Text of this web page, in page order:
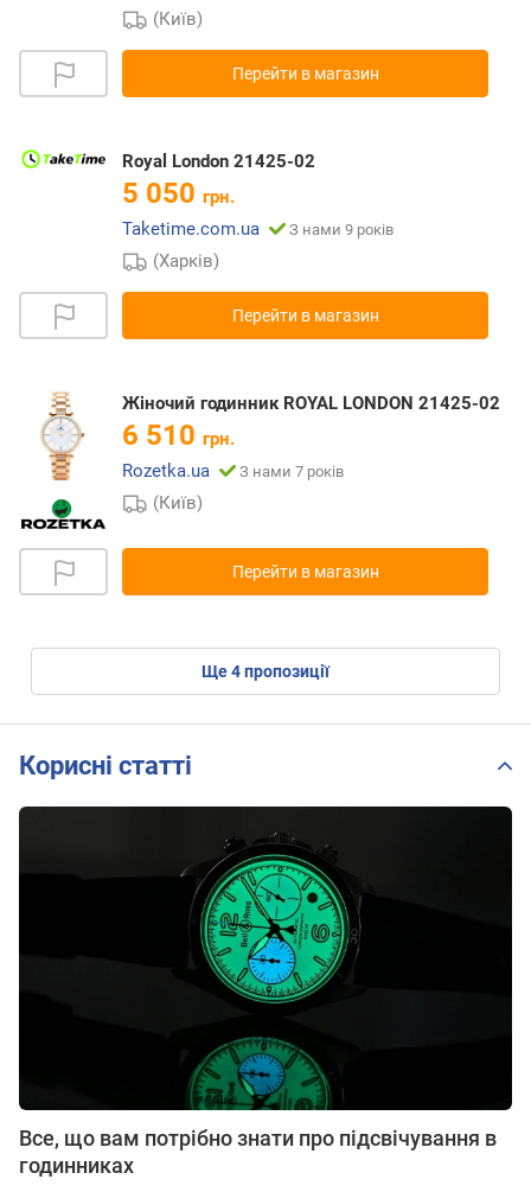
(Київ)
Перейти в магазин
Royal London 21425-02
5 050 грн.
Taketime.com.ua
З нами 9 років
(Харків)
Перейти в магазин
Жіночий годинник ROYAL LONDON 21425-02
6 510 грн.
Rozetka.ua
З нами 7 років
(Київ)
Перейти в магазин
ще4пропозиції
Корисні статті
Все, що вам потрібно знати про підсвічування в
годинниках